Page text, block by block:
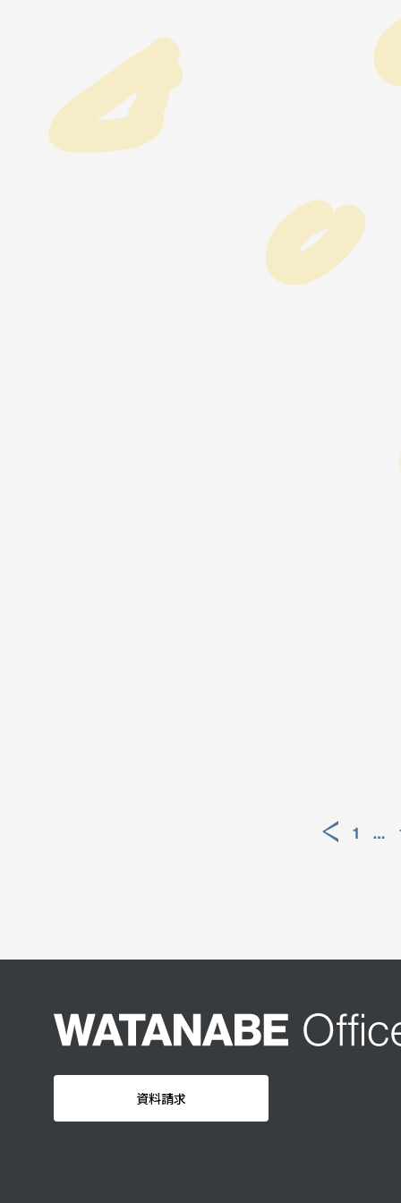
How long?
ジ
り
1 …
資料請求